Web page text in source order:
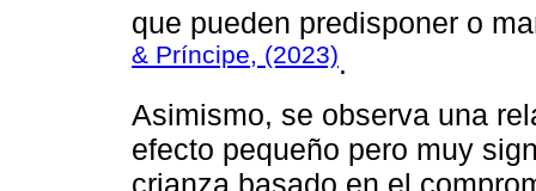
que pueden predisponer o
& Príncipe, (2023).
Asimismo, se observa una
efecto pequeño pero muy
crianza basado en el